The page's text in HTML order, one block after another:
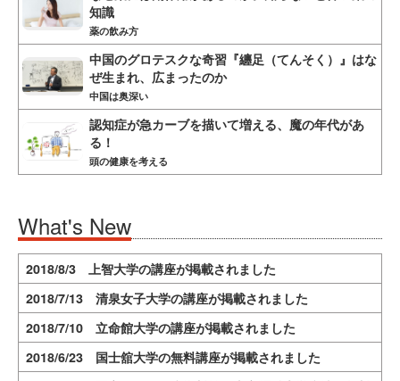
知識
薬の飲み方
中国のグロテスクな奇習『纏足（てんそく）』はな
ぜ生まれ、広まったのか
中国は奥深い
認知症が急カーブを描いて増える、魔の年代があ
る！
頭の健康を考える
What's New
2018/8/3 上智大学の講座が掲載されました
2018/7/13 清泉女子大学の講座が掲載されました
2018/7/10 立命館大学の講座が掲載されました
2018/6/23 国士舘大学の無料講座が掲載されました